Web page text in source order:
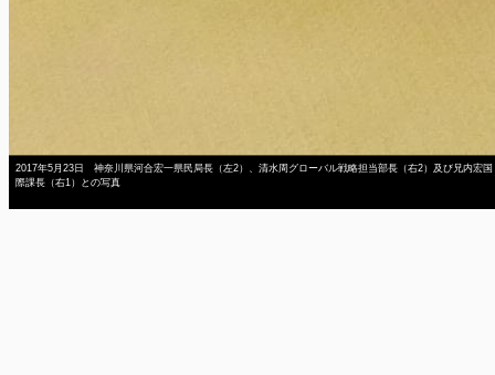
2017年5月23日 神奈川県河合宏一県民局長（左2）、清水周グローバル戦略担当部長（右2）及び兄内宏国
際課長（右1）との写真